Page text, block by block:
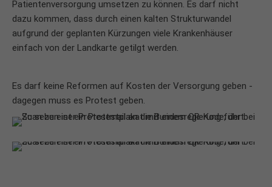
Patientenversorgung umsetzen zu können. Es darf nicht
dazu kommen, dass durch einen kalten Strukturwandel
aufgrund der geplanten Kürzungen viele Krankenhäuser
einfach von der Landkarte getilgt werden.
Es darf keine Reformen auf Kosten der Versorgung geben -
dagegen muss es Protest geben.